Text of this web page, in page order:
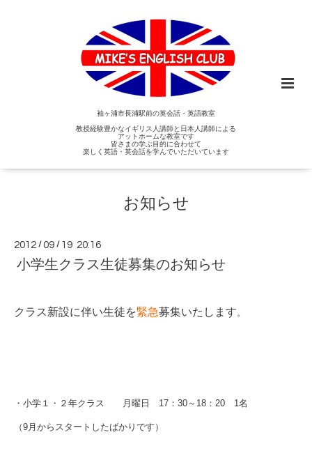
袖ヶ浦市長浦駅前の英会話・英語教室
教授経験豊かなイギリス人講師と日本人講師による
アットホームな教室です
皆さまの学ぶ目的に合わせて
楽しく英語・英会話を学んでいただいています
お知らせ
2012 /09 / 19 20:16
小学生クラス生徒募集のお知らせ
クラス新設に伴い生徒を緊急募集いたします。
・小学１・２年クラス 月曜日 17 ： 30～ 18 ： 20 1名
（9月からスタートしたばかりです）